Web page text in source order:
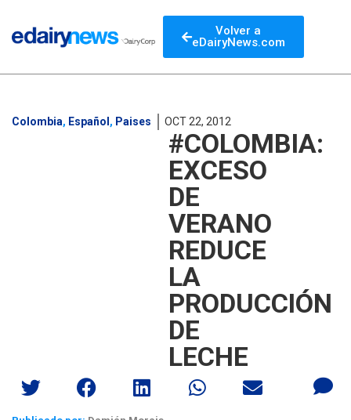
Volver a
eDairyNews.com
Colombia, Español , Paises OCT 22, 2012
#COLOMBIA:
EXCESO
DE
VERANO
REDUCE
LA
PRODUCCIÓN
DE
LECHE